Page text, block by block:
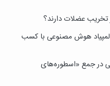
تخریب عضلات دارند؟
هوش مصنوعی با کسب
در جمع «اسطوره‌های